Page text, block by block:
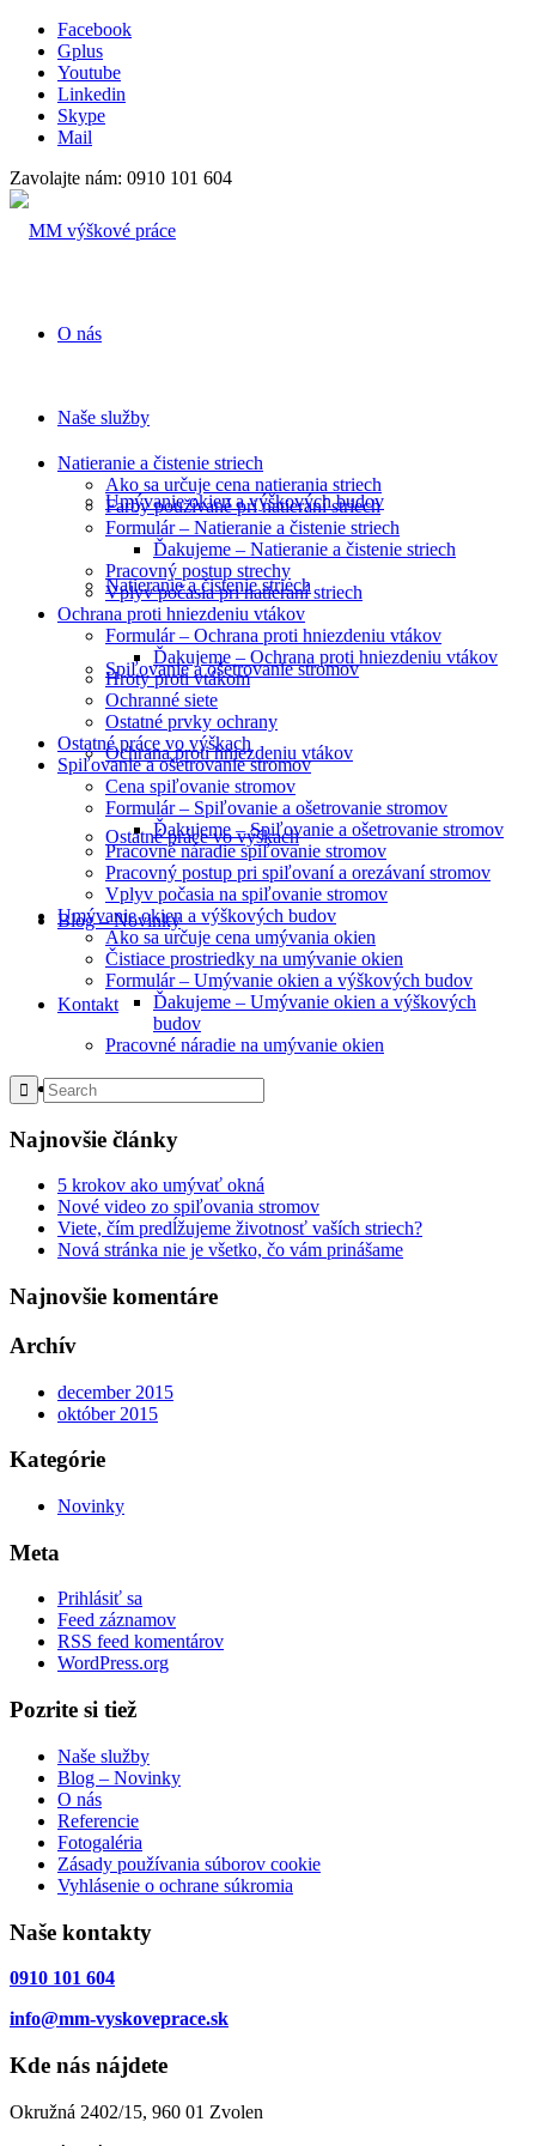
Facebook
Gplus
Youtube
Linkedin
Skype
Mail
Zavolajte nám: 0910 101 604
O nás
Naše služby
Umývanie okien a výškových budov
Natieranie a čistenie striech
Spiľovanie a ošetrovanie stromov
Ochrana proti hniezdeniu vtákov
Ostatné práce vo výškach
Blog – Novinky
Kontakt
Menu
Natieranie a čistenie striech
Ako sa určuje cena natierania striech
Farby používané pri natieraní striech
Formulár – Natieranie a čistenie striech
Ďakujeme – Natieranie a čistenie striech
Pracovný postup strechy
Vplyv počasia pri natieraní striech
Ochrana proti hniezdeniu vtákov
Formulár – Ochrana proti hniezdeniu vtákov
Ďakujeme – Ochrana proti hniezdeniu vtákov
Hroty proti vtákom
Ochranné siete
Ostatné prvky ochrany
Ostatné práce vo výškach
Spiľovanie a ošetrovanie stromov
Cena spiľovanie stromov
Formulár – Spiľovanie a ošetrovanie stromov
Ďakujeme – Spiľovanie a ošetrovanie stromov
Pracovné náradie spiľovanie stromov
Pracovný postup pri spiľovaní a orezávaní stromov
Vplyv počasia na spiľovanie stromov
Umývanie okien a výškových budov
Ako sa určuje cena umývania okien
Čistiace prostriedky na umývanie okien
Formulár – Umývanie okien a výškových budov
Ďakujeme – Umývanie okien a výškových
budov
Pracovné náradie na umývanie okien
Najnovšie články
5 krokov ako umývať okná
Nové video zo spiľovania stromov
Viete, čím predĺžujeme životnosť vaších striech?
Nová stránka nie je všetko, čo vám prinášame
Najnovšie komentáre
Archív
december 2015
október 2015
Kategórie
Novinky
Meta
Prihlásiť sa
Feed záznamov
RSS feed komentárov
WordPress.org
Pozrite si tiež
Naše služby
Blog – Novinky
O nás
Referencie
Fotogaléria
Zásady používania súborov cookie
Vyhlásenie o ochrane súkromia
Naše kontakty
0910 101 604
info@mm-vyskoveprace.sk
Kde nás nájdete
Okružná 2402/15, 960 01 Zvolen